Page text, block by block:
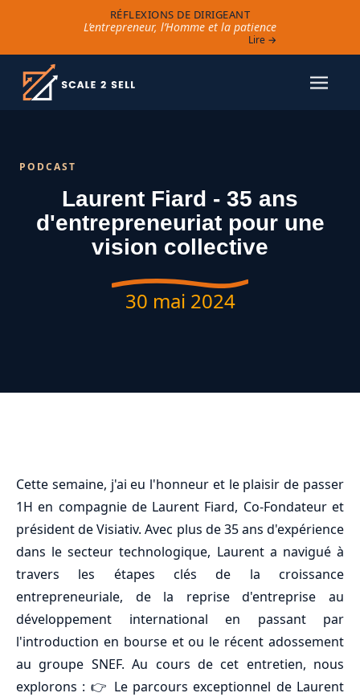
RÉFLEXIONS DE DIRIGEANT
L’entrepreneur, l’Homme et la patience
Lire →
PODCAST
Laurent Fiard - 35 ans
d'entrepreneuriat pour une
vision collective
30 mai 2024
Cette semaine, j'ai eu l'honneur et le plaisir de passer
1H en compagnie de Laurent Fiard, Co-Fondateur et
président de Visiativ. Avec plus de 35 ans d'expérience
dans le secteur technologique, Laurent a navigué à
travers les étapes clés de la croissance
entrepreneuriale, de la reprise d'entreprise au
développement international en passant par
l'introduction en bourse et ou le récent adossement
au groupe SNEF. Au cours de cet entretien, nous
explorons : 👉 Le parcours exceptionnel de Laurent